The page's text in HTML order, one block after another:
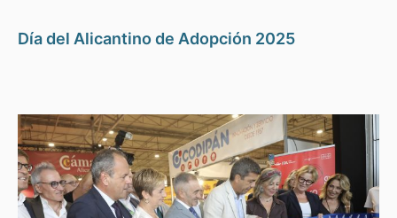
Día del Alicantino de Adopción 2025